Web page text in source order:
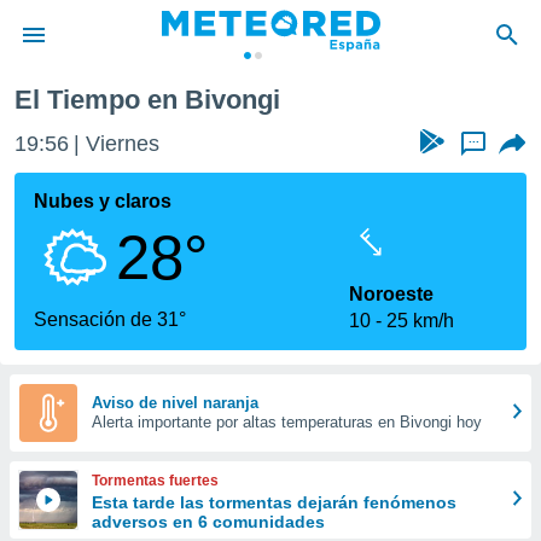
de
por
que se
calidad.
a este
las
y
forma
digital
basada
El Tiempo en Bivongi
19:56 Viernes ...
Nubes y claros
28°
Sensación de 31°
Noroeste
10
25 km/h
Aviso de nivel naranja
Alerta importante por altas temperaturas en Bivongi hoy
Tormentas fuertes
Esta tarde las tormentas dejarán fenómenos
adversos en 6 comunidades